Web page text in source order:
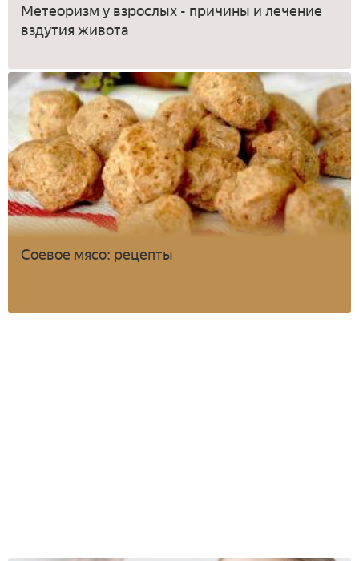
Метеоризм у взрослых - причины и лечение
вздутия живота
Соевое мясо: рецепты